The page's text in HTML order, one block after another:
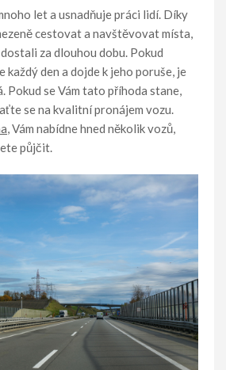
let a usnadňuje práci lidí. Díky
cestovat a navštěvovat místa,
za dlouhou dobu. Pokud
den a dojde k jeho poruše, je
Pokud se Vám tato příhoda stane,
se na kvalitní pronájem vozu.
, Vám nabídne hned několik vozů,
půjčit.